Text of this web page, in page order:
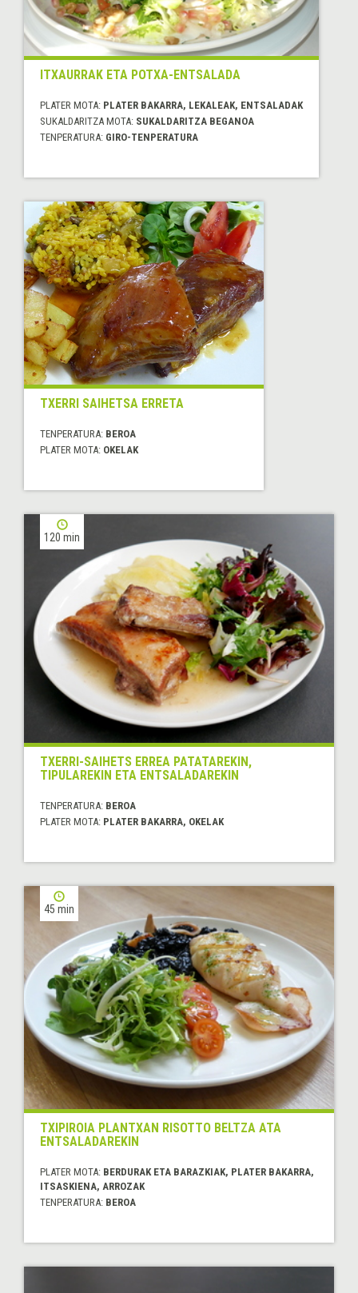
ITXAURRAK ETA POTXA-ENTSALADA
PLATER MOTA: PLATER BAKARRA, LEKALEAK, ENTSALADAK
SUKALDARITZA MOTA: SUKALDARITZA BEGANOA
TENPERATURA: GIRO-TENPERATURA
TXERRI SAIHETSA ERRETA
TENPERATURA: BEROA
PLATER MOTA: OKELAK
120 min
TXERRI-SAIHETS ERREA PATATAREKIN,
TIPULAREKIN ETA ENTSALADAREKIN
TENPERATURA: BEROA
PLATER MOTA: PLATER BAKARRA, OKELAK
45 min
TXIPIROIA PLANTXAN RISOTTO BELTZA ATA
ENTSALADAREKIN
PLATER MOTA: BERDURAK ETA BARAZKIAK, PLATER BAKARRA,
ITSASKIENA, ARROZAK
TENPERATURA: BEROA